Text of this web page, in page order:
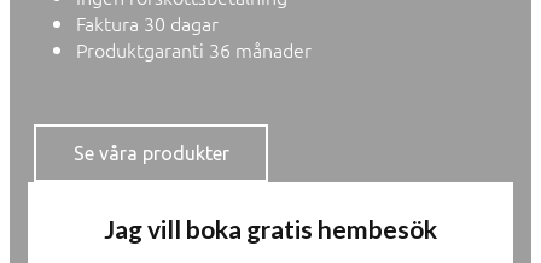
Faktura 30 dagar
Produktgaranti 36 månader
Se våra produkter
Jag vill boka gratis hembesök